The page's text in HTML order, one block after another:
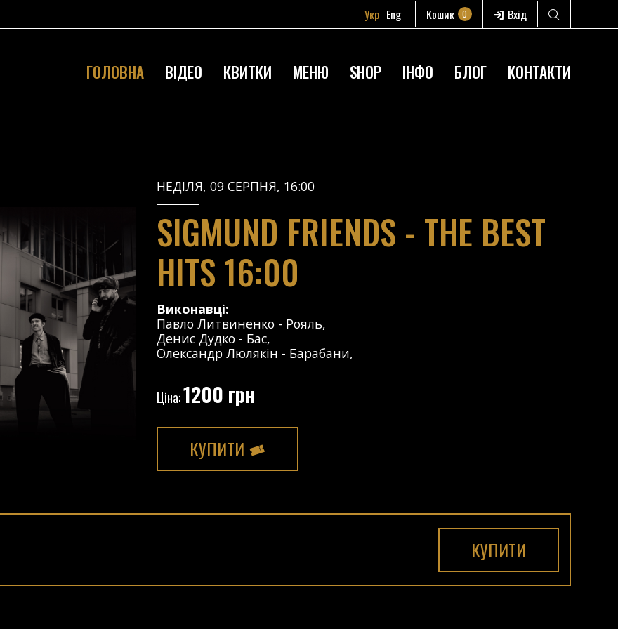
Укр Eng Кошик 0 Вхід
ГОЛОВНА ВІДЕО КВИТКИ МЕНЮ SHOP ІНФО БЛОГ КОНТАКТИ
НЕДІЛЯ, 09 СЕРПНЯ, 16:00
SIGMUND FRIENDS - THE BEST
HITS 16:00
Виконавці:
Павло Литвиненко - Рояль,
Денис Дудко - Бас,
Олександр Люлякін - Барабани,
Ціна:1200 грн
КУПИТИ
КУПИТИ